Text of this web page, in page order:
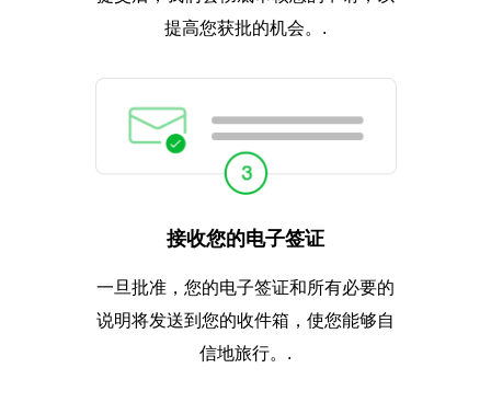
提高您获批的机会。.
接收您的电子签证
一旦批准，您的电子签证和所有必要的
说明将发送到您的收件箱，使您能够自
信地旅行。.